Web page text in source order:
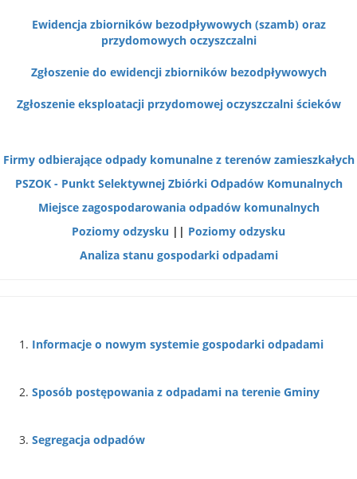
Ewidencja zbiorników bezodpływowych (szamb) oraz
przydomowych oczyszczalni
Zgłoszenie do ewidencji zbiorników bezodpływowych
Zgłoszenie eksploatacji przydomowej oczyszczalni ścieków
Firmy odbierające odpady komunalne z terenów zamieszkałych
PSZOK - Punkt Selektywnej Zbiórki Odpadów Komunalnych
Miejsce zagospodarowania odpadów komunalnych
Poziomy odzysku || Poziomy odzysku
Analiza stanu gospodarki odpadami
Informacje o nowym systemie gospodarki odpadami
Sposób postępowania z odpadami na terenie Gminy
Segregacja odpadów